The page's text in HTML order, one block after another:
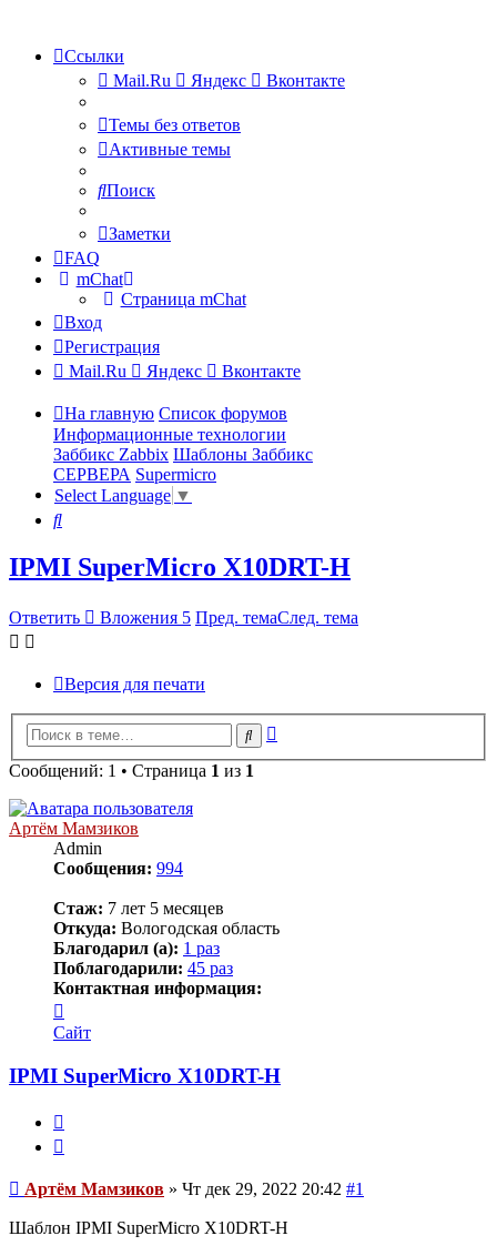
Ссылки
Mail.Ru
Яндекс Вконтакте
Темы без ответов
Активные темы
Поиск
Заметки
FAQ
mChat
Страница mChat
Вход
Регистрация
Mail.Ru
Яндекс Вконтакте
На главную Список форумов
Информационные технологии
Заббикс Zabbix Шаблоны Заббикс
СЕРВЕРА Supermicro
Select Language ▼
Поиск
IPMI SuperMicro X10DRT-H
Ответить Вложения 5 Пред. темаСлед. тема
Версия для печати
Поиск
Сообщений: 1 • Страница 1 из 1
Артём Мамзиков
Admin
Сообщения: 994
Стаж: 7 лет 5 месяцев
Откуда: Вологодская область
Благодарил (а): 1 раз
Поблагодарили: 45 раз
Контактная информация:
информация
пользователя
Артём
Мамзиков
Сайт
IPMI SuperMicro X10DRT-H
Сообщение
Артём Мамзиков » Чт дек 29, 2022 20:42 #1
Шаблон IPMI SuperMicro X10DRT-H